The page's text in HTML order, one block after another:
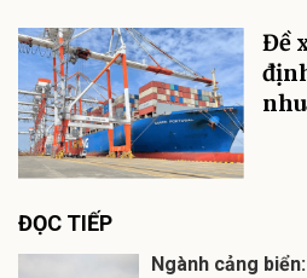
Đề
ĐỌC TIẾP
Ngành cảng